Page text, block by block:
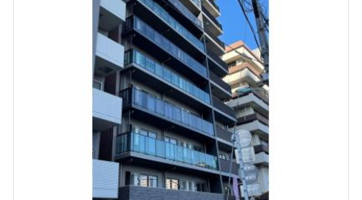
より詳細な絞り込み
建物施設やお部屋の設備、方位、階数などの絞り込みが
設定する